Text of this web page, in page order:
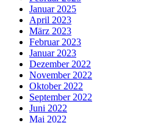
Januar 2025
April 2023
März 2023
Februar 2023
Januar 2023
Dezember 2022
November 2022
Oktober 2022
September 2022
Juni 2022
Mai 2022